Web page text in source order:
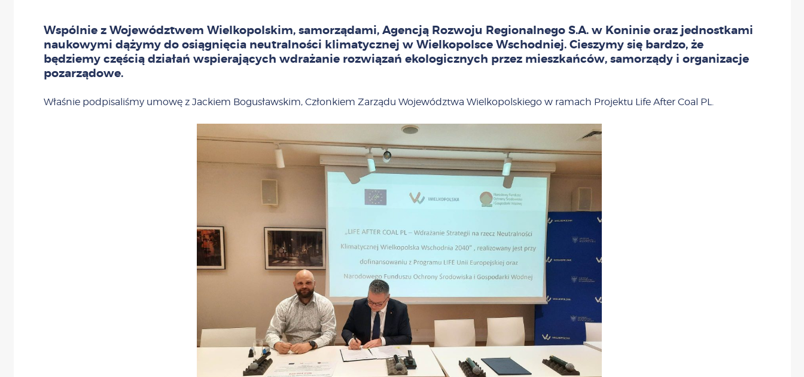
Wspólnie z Województwem Wielkopolskim, samorządami, Agencją Rozwoju Regionalnego S.A. w Koninie oraz jednostkami
naukowymi dążymy do osiągnięcia neutralności klimatycznej w Wielkopolsce Wschodniej. Cieszymy się bardzo, że
będziemy częścią działań wspierających wdrażanie rozwiązań ekologicznych przez mieszkańców, samorządy i organizacje
pozarządowe.
Właśnie podpisaliśmy umowę z Jackiem Bogusławskim, Członkiem Zarządu Województwa Wielkopolskiego w ramach Projektu Life After Coal PL.